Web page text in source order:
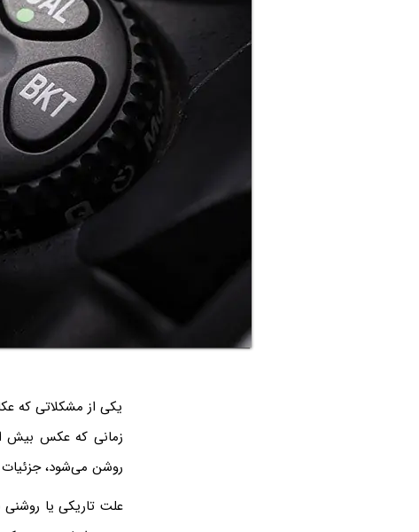
یکی از مشکلاتی که
زمانی که عکس بیش
روشن می‌شود،
علت تاریکی یا